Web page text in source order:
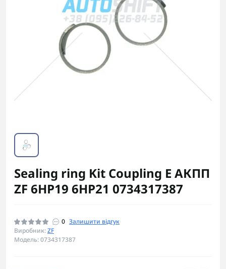
Sealing ring Kit Coupling E АКПП
ZF 6HP19 6HP21 0734317387
0 Залишити відгук
Виробник:ZF
Модель: 0734317387